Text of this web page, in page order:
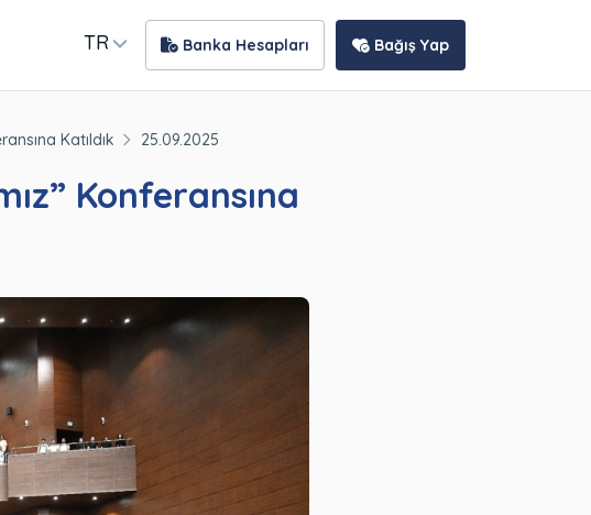
TR Banka Hesapları Bağış Yap
Katıldık 25.09.2025
Konferansına